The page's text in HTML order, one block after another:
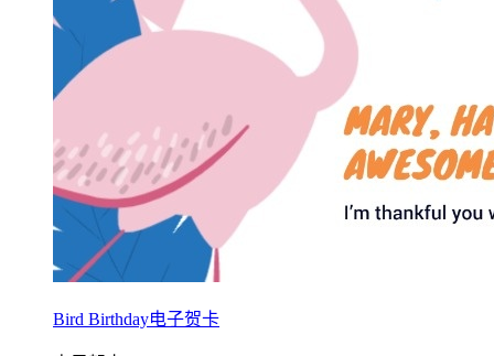
Bird Birthday电子贺卡